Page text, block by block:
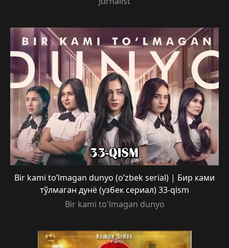
Bir kami to’lmagan dunyo (o’zbek serial) | Бир ками
тўлмаган дунё (узбек сериал) 33-qism
Bir kami to'lmagan dunyo